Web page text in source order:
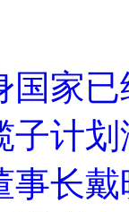
国家
子计
事长